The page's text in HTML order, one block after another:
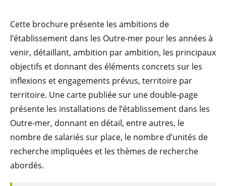
Cette brochure présente les ambitions de
l’établissement dans les Outre-mer pour les années à
venir, détaillant, ambition par ambition, les principaux
objectifs et donnant des éléments concrets sur les
inflexions et engagements prévus, territoire par
territoire. Une carte publiée sur une double-page
présente les installations de l’établissement dans les
Outre-mer, donnant en détail, entre autres, le
nombre de salariés sur place, le nombre d’unités de
recherche impliquées et les thèmes de recherche
abordés.